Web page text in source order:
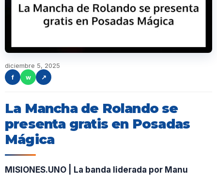
diciembre 5, 2025
f
w ↗
La Mancha de Rolando se
presenta gratis en Posadas
Mágica
MISIONES.UNO | La banda liderada por Manu